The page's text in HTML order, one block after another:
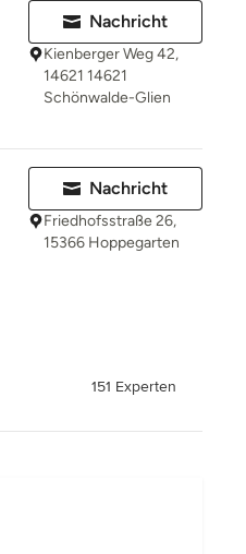
Nachricht
Kienberger Weg 42,
14621 14621
Schönwalde-Glien
Nachricht
Friedhofsstraße 26,
15366 Hoppegarten
151 Experten